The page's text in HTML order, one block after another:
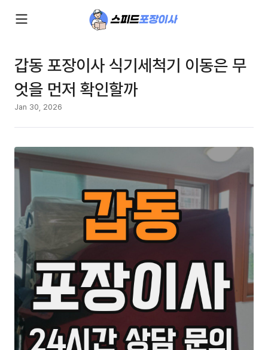
갑동 포장이사 식기세척기 이동은 무
엇을 먼저 확인할까
Jan 30, 2026